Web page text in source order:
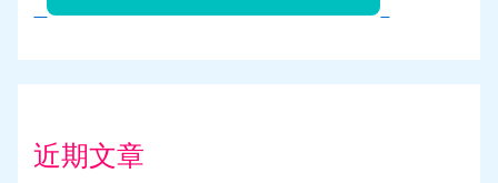
近期文章